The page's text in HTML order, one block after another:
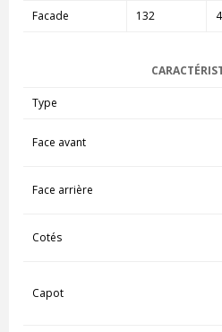
Facade 132
Type
Face avant
Face arrière
Cotés
Capot